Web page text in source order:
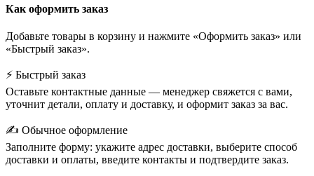
Как оформить заказ
Добавьте товары в корзину и нажмите «Оформить заказ» или
«Быстрый заказ».
⚡ Быстрый заказ
Оставьте контактные данные — менеджер свяжется с вами,
уточнит детали, оплату и доставку, и оформит заказ за вас.
✍️ Обычное оформление
Заполните форму: укажите адрес доставки, выберите способ
доставки и оплаты, введите контакты и подтвердите заказ.